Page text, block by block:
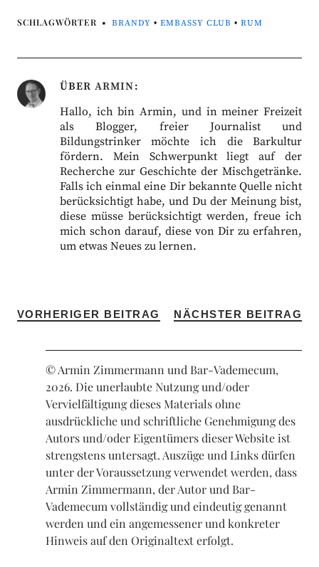
SCHLAGWÖRTER BRANDY • EMBASSY CLUB • RUM
ÜBER ARMIN
Hallo, ich bin Armin, und in meiner Freizeit
als Blogger, freier Journalist und
Bildungstrinker möchte ich die Barkultur
fördern. Mein Schwerpunkt liegt auf der
Recherche zur Geschichte der Mischgetränke.
Falls ich einmal eine Dir bekannte Quelle nicht
berücksichtigt habe, und Du der Meinung bist,
diese müsse berücksichtigt werden, freue ich
mich schon darauf, diese von Dir zu erfahren,
um etwas Neues zu lernen.
VORHERIGER BEITRAG NÄCHSTER BEITRAG
© Armin Zimmermann und Bar-Vademecum,
2026. Die unerlaubte Nutzung und/oder
Vervielfältigung dieses Materials ohne
ausdrückliche und schriftliche Genehmigung des
Autors und/oder Eigentümers dieser Website ist
strengstens untersagt. Auszüge und Links dürfen
unter der Voraussetzung verwendet werden, dass
Armin Zimmermann, der Autor und Bar-
Vademecum vollständig und eindeutig genannt
werden und ein angemessener und konkreter
Hinweis auf den Originaltext erfolgt.